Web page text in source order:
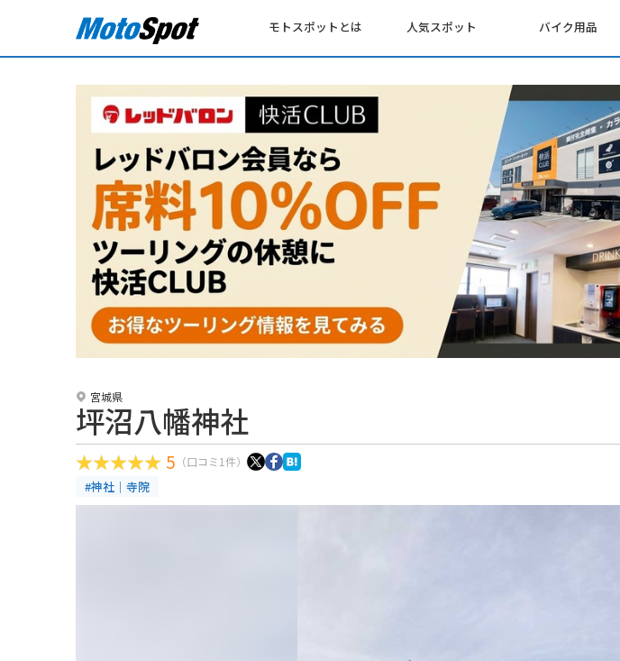
モトスポットとは 人気スポット バイク用品
宮城県
坪沼八幡神社
5 （口コミ1件）
#神社｜寺院